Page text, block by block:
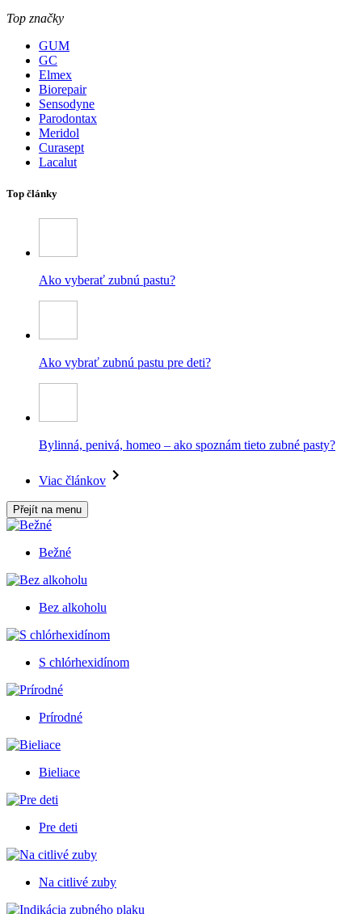
Top značky
GUM
GC
Elmex
Biorepair
Sensodyne
Parodontax
Meridol
Curasept
Lacalut
Top články
Ako vyberať zubnú pastu?
Ako vybrať zubnú pastu pre deti?
Bylinná, penivá, homeo – ako spoznám tieto zubné pasty?
Viac článkov
Přejít na menu
Bežné
Bez alkoholu
S chlórhexidínom
Prírodné
Bieliace
Pre deti
Na citlivé zuby